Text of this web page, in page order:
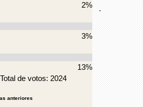
2%
3%
13%
Total de votos: 2024
anteriores
.